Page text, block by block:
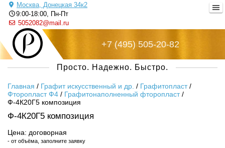
Москва, Донецкая 34к2
9:00-18:00, Пн-Пт
5052082@mail.ru
Русский металл
+7 (495) 505-20-82
Просто. Надежно. Быстро.
Главная / Графит искусственный и др. / Графитопласт/
Фторопласт Ф4 / Графитонаполненный фторопласт/
Ф-4К20Г5 композиция
Ф-4К20Г5 композиция
Цена: договорная
- от объёма, заполните заявку